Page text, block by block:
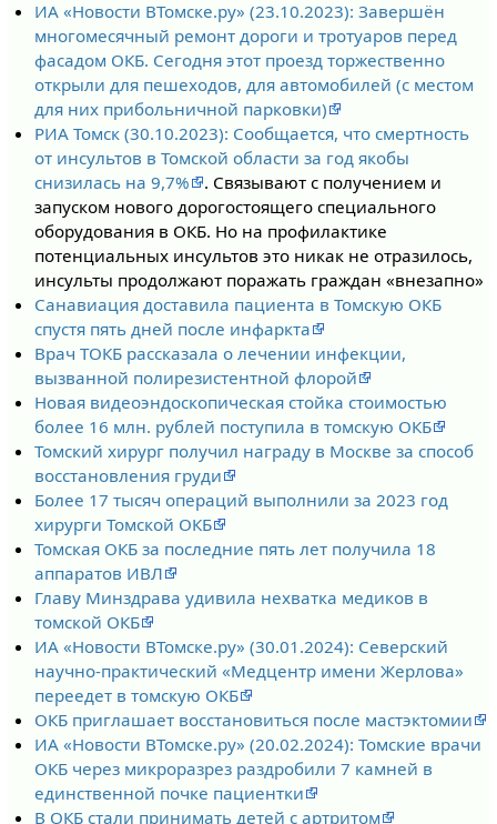
ИА «Новости ВТомске.ру» (23.10.2023): Завершён
многомесячный ремонт дороги и тротуаров перед
фасадом ОКБ. Сегодня этот проезд торжественно
открыли для пешеходов, для автомобилей (с местом
для них прибольничной парковки)
РИА Томск (30.10.2023): Сообщается, что смертность
от инсультов в Томской области за год якобы
снизилась на 9,7%
. Связывают с получением и
запуском нового дорогостоящего специального
оборудования в ОКБ. Но на профилактике
потенциальных инсультов это никак не отразилось,
инсульты продолжают поражать граждан «внезапно»
Санавиация доставила пациента в Томскую ОКБ
спустя пять дней после инфаркта
Врач ТОКБ рассказала о лечении инфекции,
вызванной полирезистентной флорой
Новая видеоэндоскопическая стойка стоимостью
более 16 млн. рублей поступила в томскую ОКБ
Томский хирург получил награду в Москве за способ
восстановления груди
Более 17 тысяч операций выполнили за 2023 год
хирурги Томской ОКБ
Томская ОКБ за последние пять лет получила 18
аппаратов ИВЛ
Главу Минздрава удивила нехватка медиков в
томской ОКБ
ИА «Новости ВТомске.ру» (30.01.2024): Северский
научно-практический «Медцентр имени Жерлова»
переедет в томскую ОКБ
ОКБ приглашает восстановиться после мастэктомии
ИА «Новости ВТомске.ру» (20.02.2024): Томские врачи
ОКБ через микроразрез раздробили 7 камней в
единственной почке пациентки
В ОКБ стали принимать детей с артритом